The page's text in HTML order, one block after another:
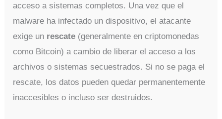
acceso a sistemas completos. Una vez que el
malware ha infectado un dispositivo, el atacante
exige un rescate (generalmente en criptomonedas
como Bitcoin) a cambio de liberar el acceso a los
archivos o sistemas secuestrados. Si no se paga el
rescate, los datos pueden quedar permanentemente
inaccesibles o incluso ser destruidos.